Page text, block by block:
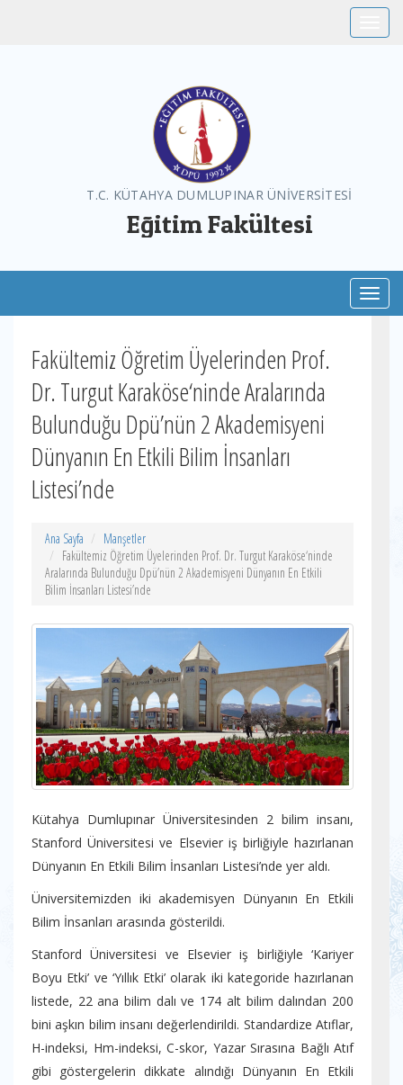
T.C. KÜTAHYA DUMLUPINAR ÜNİVERSİTESİ
Eğitim Fakültesi
Fakültemiz Öğretim Üyelerinden Prof.
Dr. Turgut Karaköse‘ninde Aralarında
Bulunduğu Dpü’nün 2 Akademisyeni
Dünyanın En Etkili Bilim İnsanları
Listesi’nde
Ana Sayfa
Manşetler
Fakültemiz Öğretim Üyelerinden Prof. Dr. Turgut Karaköse‘ninde
Aralarında Bulunduğu Dpü’nün 2 Akademisyeni Dünyanın En Etkili
Bilim İnsanları Listesi’nde
Kütahya Dumlupınar Üniversitesinden 2 bilim insanı,
Stanford Üniversitesi ve Elsevier iş birliğiyle hazırlanan
Dünyanın En Etkili Bilim İnsanları Listesi’nde yer aldı.
Üniversitemizden iki akademisyen Dünyanın En Etkili
Bilim İnsanları arasında gösterildi.
Stanford Üniversitesi ve Elsevier iş birliğiyle ‘Kariyer
Boyu Etki’ ve ‘Yıllık Etki’ olarak iki kategoride hazırlanan
listede, 22 ana bilim dalı ve 174 alt bilim dalından 200
bini aşkın bilim insanı değerlendirildi. Standardize Atıflar,
H-indeksi, Hm-indeksi, C-skor, Yazar Sırasına Bağlı Atıf
gibi göstergelerin dikkate alındığı Dünyanın En Etkili